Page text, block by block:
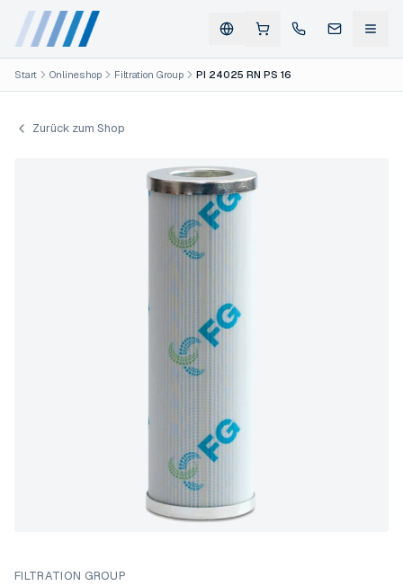
Start Onlineshop Filtration Group PI 24025 RN PS 16
Zurück zum Shop
FILTRATION GROUP